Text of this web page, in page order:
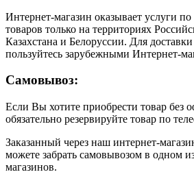
Интернет-магазин оказывает услуги
товаров только на территориях
Казахстана и Белоруссии. Для
пользуйтесь зарубежными Интернет-
Самовывоз:
Если Вы хотите приобрести товар без
обязательно резервируйте товар по
Заказанный через наш интернет-
можете забрать самовывозом в одном
магазинов.